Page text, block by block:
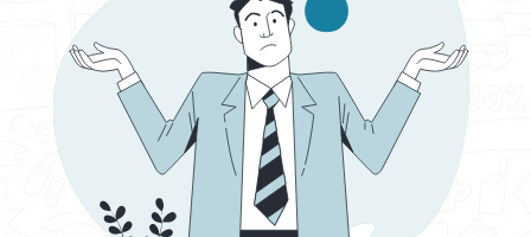
Від До
Стан
Застосувати